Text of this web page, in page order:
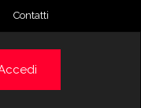
Contatti